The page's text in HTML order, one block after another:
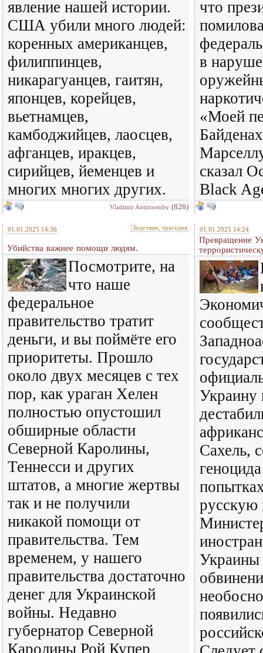
явление нашей истории.
США убили много людей:
коренных американцев,
филиппинцев,
никарагуанцев, гаитян,
японцев, корейцев,
вьетнамцев,
камбоджийцев, лаосцев,
афганцев, иракцев,
сирийцев, йеменцев и
многих многих других.
Vladimir Antizoomby (826)
что
в
«Моей
сказал
Black
01.01.2025 14:36 Бедствие, трагедия
Убийства важнее помощи людям.
Посмотрите, на
что наше
федеральное
правительство тратит
деньги, и вы поймёте его
приоритеты. Прошло
около двух месяцев с тех
пор, как ураган Хелен
полностью опустошил
обширные области
Северной Каролины,
Теннесси и других
штатов, а многие жертвы
так и не получили
никакой помощи от
правительства. Тем
временем, у нашего
правительства достаточно
денег для Украинской
войны. Недавно
губернатор Северной
Каролины Рой Купер
01.01.2025 14:24
Превращение
Украину
Сахель,
русскую
Украины